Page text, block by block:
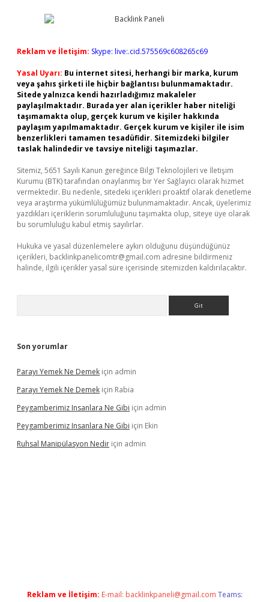
Reklam ve İletişim: Skype: live:.cid.575569c608265c69
Yasal Uyarı: Bu internet sitesi, herhangi bir marka, kurum
veya şahıs şirketi ile hiçbir bağlantısı bulunmamaktadır.
Sitede yalnızca kendi hazırladığımız makaleler
paylaşılmaktadır. Burada yer alan içerikler haber niteliği
taşımamakta olup, gerçek kurum ve kişiler hakkında
paylaşım yapılmamaktadır. Gerçek kurum ve kişiler ile isim
benzerlikleri tamamen tesadüfidir. Sitemizdeki bilgiler
taslak halindedir ve tavsiye niteliği taşımazlar.
Sitemiz, 5651 Sayılı Kanun gereğince Bilgi Teknolojileri ve İletişim
Kurumu (BTK) tarafından onaylanmış bir Yer Sağlayıcı olarak hizmet
vermektedir. Bu nedenle, sitedeki içerikleri proaktif olarak denetleme
veya araştırma yükümlülüğümüz bulunmamaktadır. Ancak, üyelerimiz
yazdıkları içeriklerin sorumluluğunu taşımakta olup, siteye üye olarak
bu sorumluluğu kabul etmiş sayılırlar.
Hukuka ve yasal düzenlemelere aykırı olduğunu düşündüğünüz
içerikleri, backlinkpanelicomtr@gmail.com adresine bildirmeniz
halinde, ilgili içerikler yasal süre içerisinde sitemizden kaldırılacaktır.
Son yorumlar
Parayı Yemek Ne Demek için admin
Parayı Yemek Ne Demek için Rabia
Peygamberimiz Insanlara Ne Gibi için admin
Peygamberimiz Insanlara Ne Gibi için Ekin
Ruhsal Manipülasyon Nedir için admin
Reklam ve İletişim: E-mail: backlinkpaneli@gmail.com Teams: